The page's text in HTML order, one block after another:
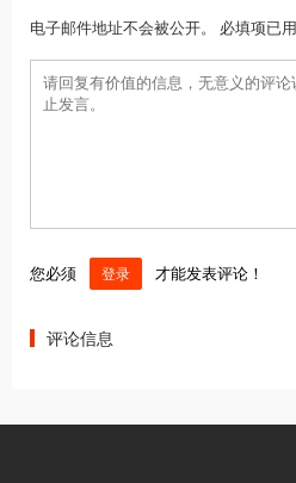
电子邮件地址不会被公开。 必填项已
您必须 登录 才能发表评论！
评论信息